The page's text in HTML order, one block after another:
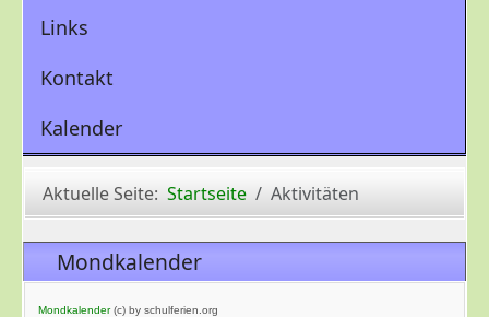
Links
Kontakt
Kalender
Aktuelle Seite: Startseite Aktivitäten
Mondkalender
Mondkalender(c) by schulferien.org